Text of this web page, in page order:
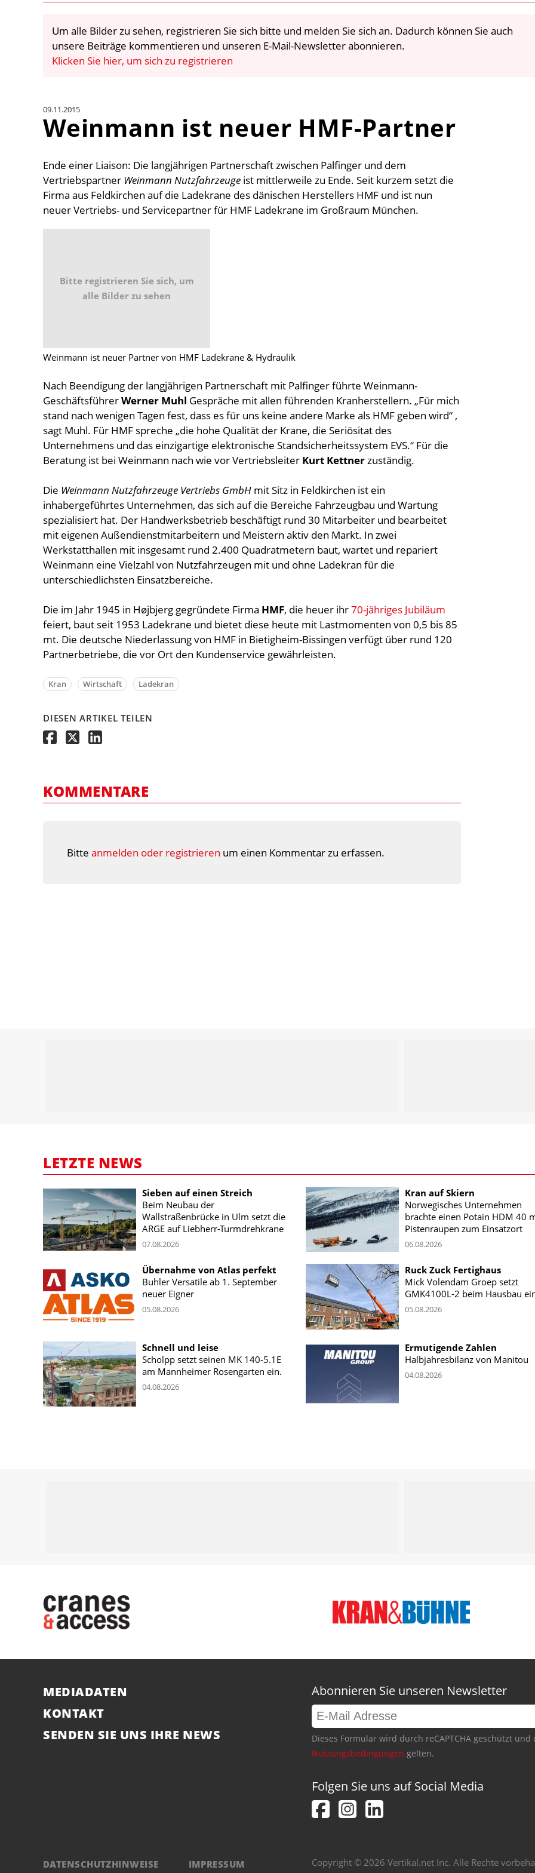
Um alle Bilder zu sehen, registrieren Sie sich bitte und melden Sie sich an. Dadurch können Sie auch
unsere Beiträge kommentieren und unseren E-Mail-Newsletter abonnieren.
Klicken Sie hier, um sich zu registrieren
09.11.2015
Weinmann ist neuer HMF-Partner
Ende einer Liaison: Die langjährigen Partnerschaft zwischen Palfinger und dem
Vertriebspartner Weinmann Nutzfahrzeuge ist mittlerweile zu Ende. Seit kurzem setzt die
Firma aus Feldkirchen auf die Ladekrane des dänischen Herstellers HMF und ist nun
neuer Vertriebs- und Servicepartner für HMF Ladekrane im Großraum München.
Bitte registrieren Sie sich, um
alle Bilder zu sehen
Weinmann ist neuer Partner von HMF Ladekrane & Hydraulik
Nach Beendigung der langjährigen Partnerschaft mit Palfinger führte Weinmann-
GeschäftsführerWerner Muhl Gespräche mit allen führenden Kranherstellern. „Für mich
stand nach wenigen Tagen fest, dass es für uns keine andere Marke als HMF geben wird“ ,
sagt Muhl. Für HMF spreche „die hohe Qualität der Krane, die Seriösitat des
Unternehmens und das einzigartige elektronische Standsicherheitssystem EVS.“ Für die
Beratung ist bei Weinmann nach wie vor Vertriebsleiter Kurt Kettnerzuständig.
Die Weinmann Nutzfahrzeuge Vertriebs GmbH mit Sitz in Feldkirchen ist ein
inhabergeführtes Unternehmen, das sich auf die Bereiche Fahrzeugbau und Wartung
spezialisiert hat. Der Handwerksbetrieb beschäftigt rund 30 Mitarbeiter und bearbeitet
mit eigenen Außendienstmitarbeitern und Meistern aktiv den Markt. In zwei
Werkstatthallen mit insgesamt rund 2.400 Quadratmetern baut, wartet und repariert
Weinmann eine Vielzahl von Nutzfahrzeugen mit und ohne Ladekran für die
unterschiedlichsten Einsatzbereiche.
Die im Jahr 1945 in Højbjerg gegründete Firma HMF, die heuer ihr70-jähriges Jubiläum
feiert, baut seit 1953 Ladekrane und bietet diese heute mit Lastmomenten von 0,5 bis 85
mt. Die deutsche Niederlassung von HMF in Bietigheim-Bissingen verfügt über rund 120
Partnerbetriebe, die vor Ort den Kundenservice gewährleisten.
Kran Wirtschaft Ladekran
DIESEN ARTIKEL TEILEN
KOMMENTARE
Bitte anmelden oder registrieren um einen Kommentar zu erfassen.
LETZTE NEWS
Sieben auf einen Streich
Beim Neubau der
Wallstraßenbrücke in Ulm setzt die
ARGE auf Liebherr-Turmdrehkrane
07.08.2026
Kran auf Skiern
Norwegisches Unternehmen
brachte einen Potain HDM 40
Pistenraupen zum Einsatzort
06.08.2026
Übernahme von Atlas perfekt
Buhler Versatile ab 1. September
neuer Eigner
05.08.2026
Ruck Zuck Fertighaus
Mick Volendam Groep setzt
GMK4100L-2 beim Hausbau
05.08.2026
Schnell und leise
Scholpp setzt seinen MK 140-5.1E
am Mannheimer Rosengarten ein.
04.08.2026
Ermutigende Zahlen
Halbjahresbilanz von Manitou
04.08.2026
MEDIADATEN
KONTAKT
SENDEN SIE UNS IHRE NEWS
Abonnieren Sie unseren Newsletter
Dieses Formular wird durch reCAPTCHA geschützt
Nutzungsbedingungen gelten.
Folgen Sie uns auf Social Media
DATENSCHUTZHINWEISE IMPRESSUM Copyright © 2026 Vertikal.net Inc. Alle Rechte